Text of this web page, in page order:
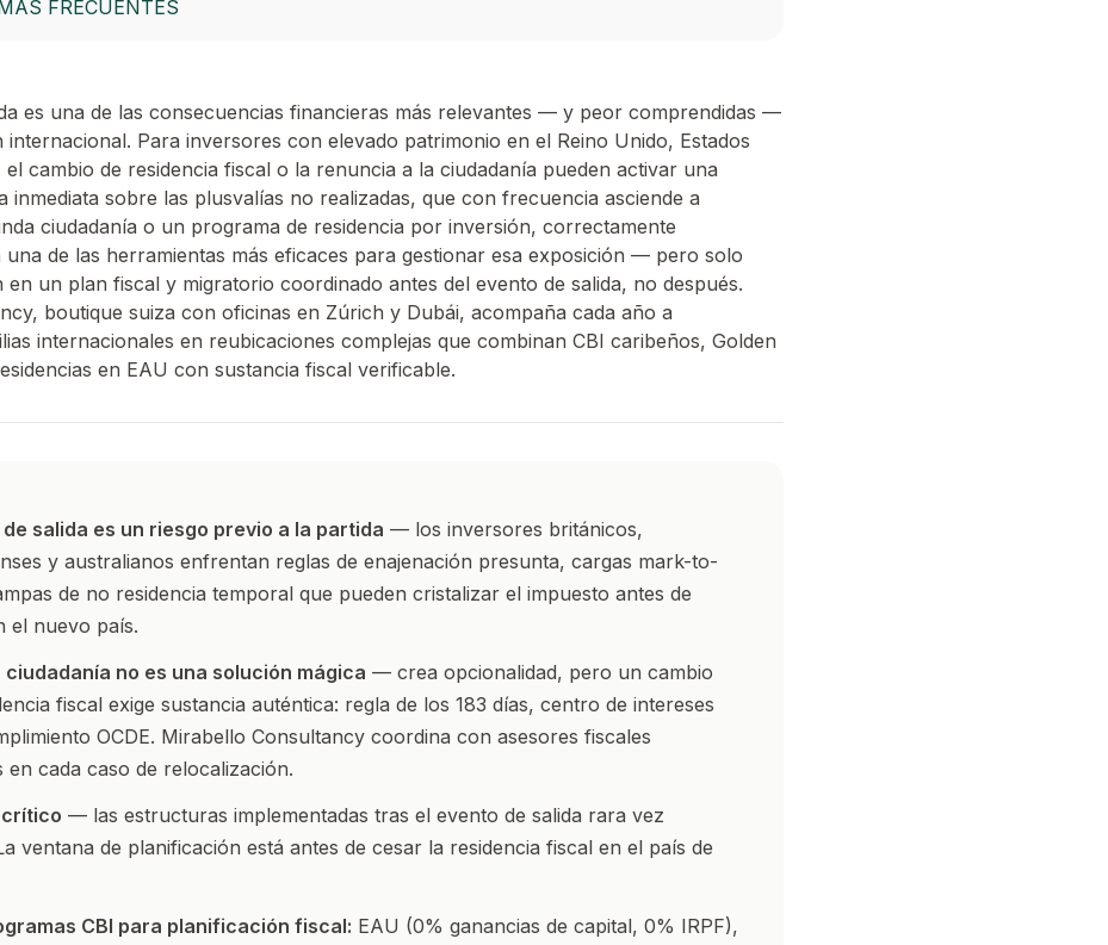
FRECUENTES
es una de las consecuencias financieras más relevantes — y peor comprendidas —
Para inversores con elevado patrimonio en el Reino Unido, Estados
cambio de residencia fiscal o la renuncia a la ciudadanía pueden activar una
inmediata sobre las plusvalías no realizadas, que con frecuencia asciende a
ciudadanía o un programa de residencia por inversión, correctamente
de las herramientas más eficaces para gestionar esa exposición — pero solo
en un plan fiscal y migratorio coordinado antes del evento de salida, no después.
boutique suiza con oficinas en Zúrich y Dubái, acompaña cada año a
internacionales en reubicaciones complejas que combinan CBI caribeños, Golden
en EAU con sustancia fiscal verificable.
de salida es un riesgo previo a la partida — los inversores británicos,
y australianos enfrentan reglas de enajenación presunta, cargas mark-to-
de no residencia temporal que pueden cristalizar el impuesto antes de
el nuevo país.
ciudadanía no es una solución mágica — crea opcionalidad, pero un cambio
fiscal exige sustancia auténtica: regla de los 183 días, centro de intereses
OCDE. Mirabello Consultancy coordina con asesores fiscales
en cada caso de relocalización.
crítico — las estructuras implementadas tras el evento de salida rara vez
ventana de planificación está antes de cesar la residencia fiscal en el país de
CBI para planificación fiscal: EAU (0% ganancias de capital, 0% IRPF),